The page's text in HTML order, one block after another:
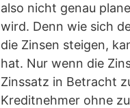
also nicht genau
wird. Denn wie sich
die Zinsen steigen,
hat. Nur wenn die
Zinssatz in Betracht
Kreditnehmer ohne